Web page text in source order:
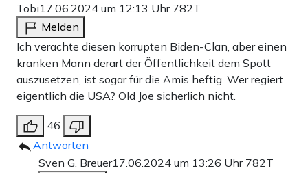
Tobi17.06.2024 um 12:13 Uhr 782T
Melden
Ich verachte diesen korrupten Biden-Clan, aber einen
kranken Mann derart der Öffentlichkeit dem Spott
auszusetzen, ist sogar für die Amis heftig. Wer regiert
eigentlich die USA? Old Joe sicherlich nicht.
46
Antworten
Sven G. Breuer17.06.2024 um 13:26 Uhr 782T